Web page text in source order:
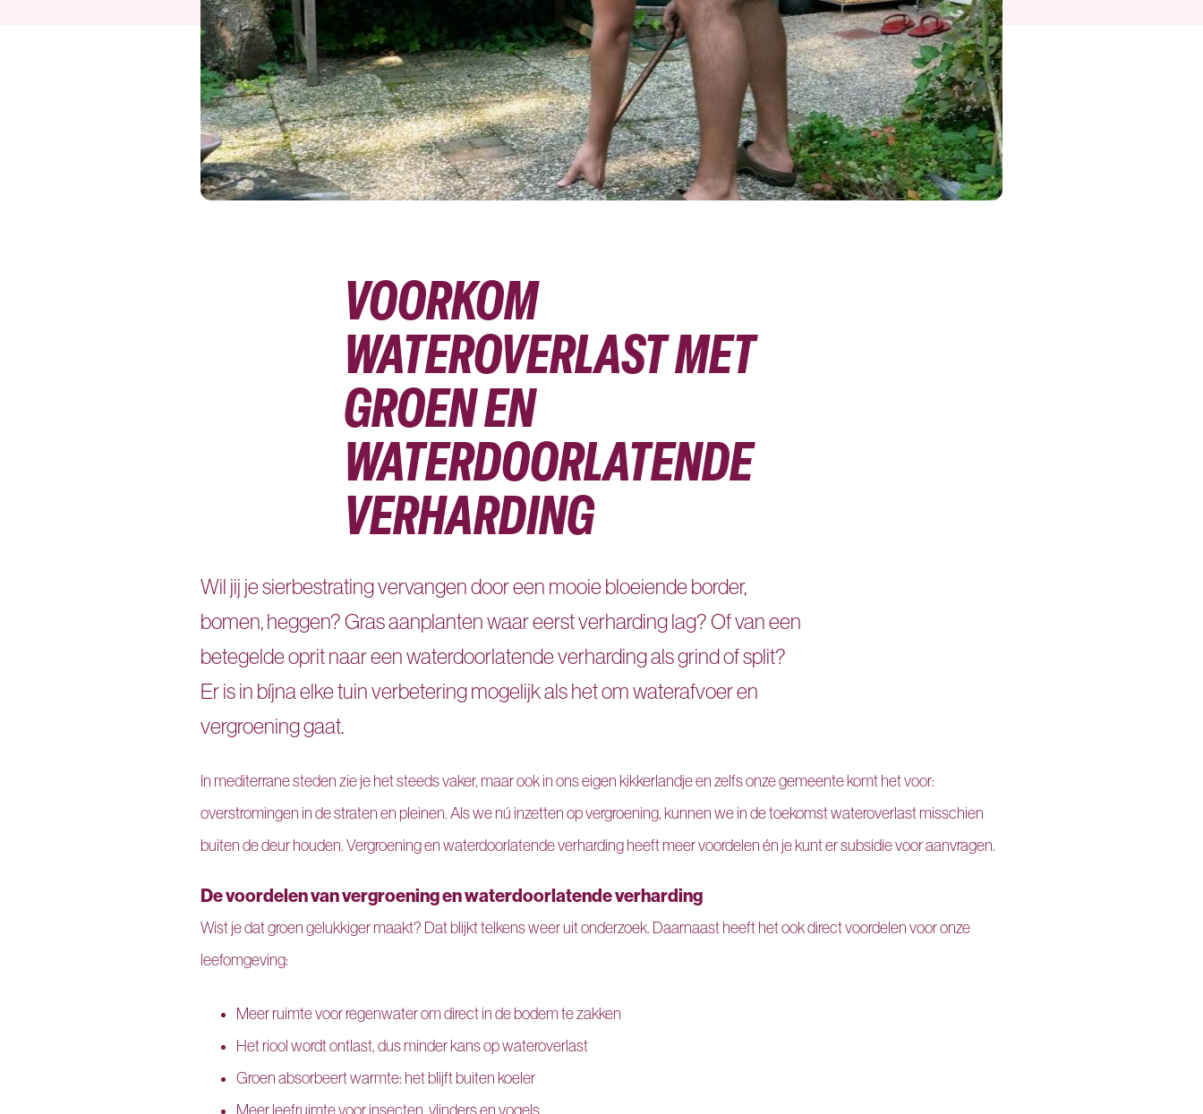
VOORKOM
WATEROVERLAST MET
GROEN EN
WATERDOORLATENDE
VERHARDING
Wil jij je sierbestrating vervangen door een mooie bloeiende border,
bomen, heggen? Gras aanplanten waar eerst verharding lag? Of van een
betegelde oprit naar een waterdoorlatende verharding als grind of split?
Er is in bíjna elke tuin verbetering mogelijk als het om waterafvoer en
vergroening gaat.
In mediterrane steden zie je het steeds vaker, maar ook in ons eigen kikkerlandje en zelfs onze gemeente komt het voor:
overstromingen in de straten en pleinen. Als we nú inzetten op vergroening, kunnen we in de toekomst wateroverlast misschien
buiten de deur houden. Vergroening en waterdoorlatende verharding heeft meer voordelen én je kunt er subsidie voor aanvragen.
De voordelen van vergroening en waterdoorlatende verharding
Wist je dat groen gelukkiger maakt? Dat blijkt telkens weer uit onderzoek. Daarnaast heeft het ook direct voordelen voor onze
leefomgeving:
Meer ruimte voor regenwater om direct in de bodem te zakken
Het riool wordt ontlast, dus minder kans op wateroverlast
Groen absorbeert warmte: het blijft buiten koeler
Meer leefruimte voor insecten, vlinders en vogels